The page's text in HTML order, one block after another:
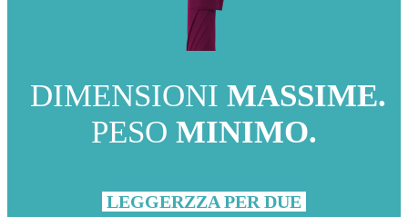
DIMENSIONI MASSIME.
PESO MINIMO.
LEGGERZZA PER DUE